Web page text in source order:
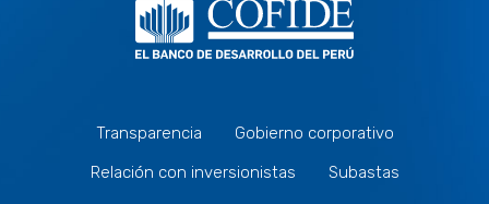
Transparencia
Gobierno corporativo
Relación con inversionistas
Subastas